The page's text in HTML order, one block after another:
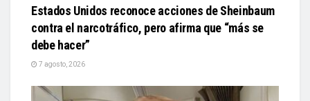
Estados Unidos reconoce acciones de Sheinbaum
contra el narcotráfico, pero afirma que “más se
debe hacer”
7 agosto, 2026